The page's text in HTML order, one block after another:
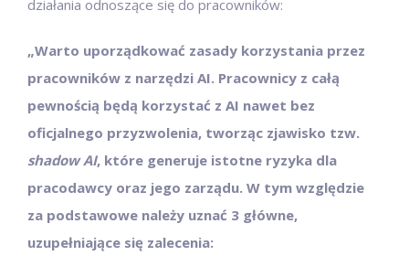
działania odnoszące się do pracowników:
„Warto uporządkować zasady korzystania przez
pracowników z narzędzi AI. Pracownicy z całą
pewnością będą korzystać z AI nawet bez
oficjalnego przyzwolenia, tworząc zjawisko tzw.
shadow AI, które generuje istotne ryzyka dla
pracodawcy oraz jego zarządu. W tym względzie
za podstawowe należy uznać 3 główne,
uzupełniające się zalecenia: